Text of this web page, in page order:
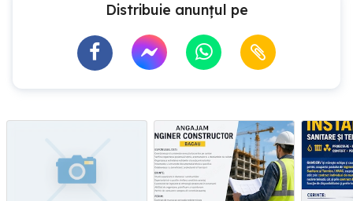
Distribuie anunțul pe